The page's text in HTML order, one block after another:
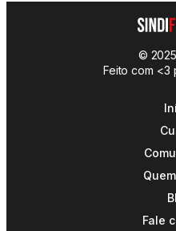
©
Feito com
Fale